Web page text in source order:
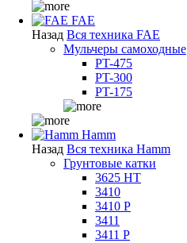
FAE
Назад Вся техника FAE
Мульчеры самоходные
PT-475
PT-300
PT-175
Hamm
Назад Вся техника Hamm
Грунтовые катки
3625 HT
3410
3410 P
3411
3411 P